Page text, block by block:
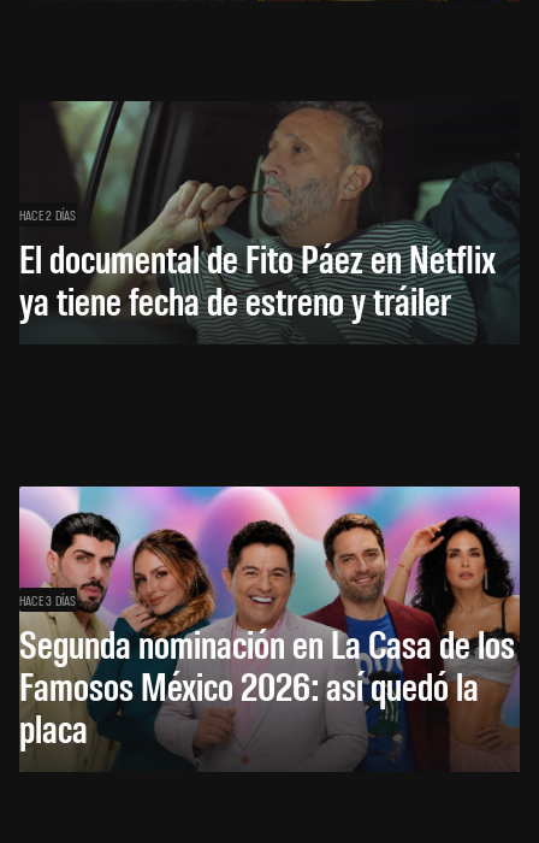
HACE 2 DÍAS
El documental de Fito Páez en Netflix
ya tiene fecha de estreno y tráiler
HACE 3 DÍAS
Segunda nominación en La Casa de los
Famosos México 2026: así quedó la
placa